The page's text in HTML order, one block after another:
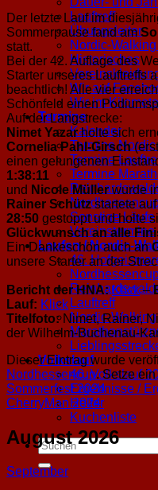
Lauftreff
Übungsleiter
Nordic-
Historisches
Wir auf
Wir im
Termine
Kalender
Termine
Termine
Termine
Sonstige Läufe
Vereinstermine
Laufen / Nordic-
46.
Lauftreff
Nordic-Walking
Volkslauf
46. Volkslauf
Ergebnisse /
Helfer
Kuchenliste
Der letzte Lauf im
Sommerpause fand am
statt.
Bei der 42. Auflage des
Starter unseres Lauftreffs
beachtlich! Alle vier
Schönfeld einen
Auf der Langstrecke:
Nimet Yazarholte sich
Cornelia Pahl-Girsch
einen gelungenen
1:38:11
und Nicole Müllerwurde
Rainer Schützstartete
28:50 gestoppt und holte
Glückwunsch an alle
Ein Dankeschön auch an
unsere Starter an der
Bericht der HNA: Klick–
Lauf: Klick
Titelfoto:Nimet, Rainer,
der Wilhelm-Buchenau-
Dieser Eintrag wurde
Nordhessencup. Setze
Sommerfest 2024
CherryMan 2024
August 2026
September